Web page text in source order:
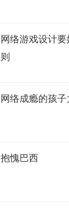
网络游戏设计
则
网络成瘾的孩
抱愧巴西